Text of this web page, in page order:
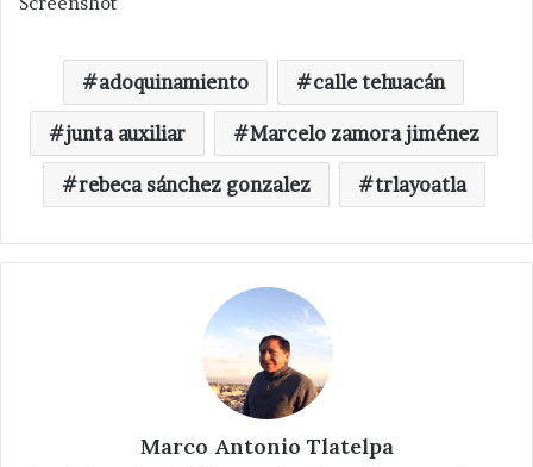
adoquinamiento calle tehuacán
junta auxiliar Marcelo zamora jiménez
rebeca sánchez gonzalez trlayoatla
Marco Antonio Tlatelpa